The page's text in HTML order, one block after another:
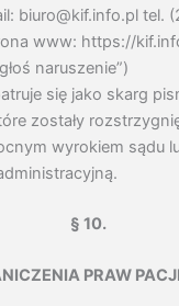
biuro@kif.info.pl tel.
www: https://
naruszenie”)
się jako skarg
zostały
wyrokiem sądu
§ 10.
PRAW